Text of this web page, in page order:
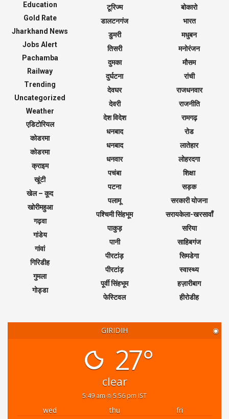
Education
Gold Rate
Jharkhand News
Jobs Alert
Pachamba
Railway
Trending
Uncategorized
Weather
एडिटोरियल
कोडरमा
कोडरमा
क्राइम
खूंटी
खेल – कूद
खोरीमहुआ
गढ़वा
गांडेय
गांवां
गिरिडीह
गुमला
गोड्डा
टूरिज्म
डालटनगंज
डुमरी
तिसरी
दुमका
दुर्घटना
देवघर
देवरी
देश विदेश
धनबाद
धनबाद
धनवार
पचंबा
पटना
पलामू
पश्चिमी सिंहभूम
पाकुड़
पानी
पीरटांड़
पीरटांड़
पूर्वी सिंहभूम
फेस्टिवल
बोकारो
भारत
मधुबन
मनोरंजन
मौसम
रांची
राजधनवार
राजनीति
रामगढ़
रोड
लातेहार
लोहरदगा
शिक्षा
सड़क
सरकारी योजना
सरायकेला-खरसावाँ
सरिया
साहिबगंज
सिमडेगा
स्वास्थ्य
हज़ारीबाग
हीरोडीह
GIRIDIH ◉
27°
clear
5:49 am 5:56 pm IST
wed thu
fri